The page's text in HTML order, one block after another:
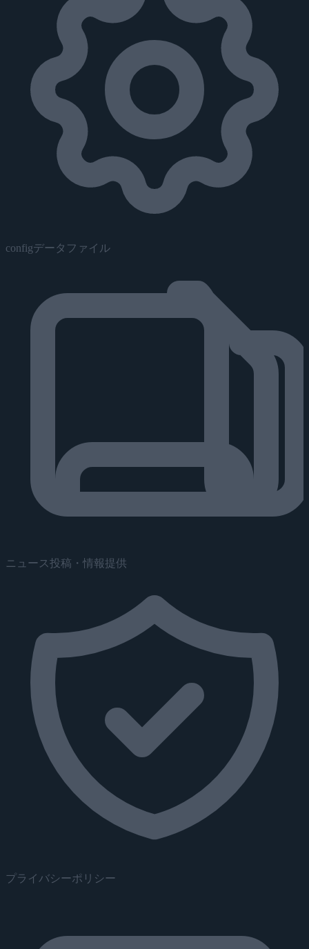
configデータファイル
ニュース投稿・情報提供
プライバシーポリシー